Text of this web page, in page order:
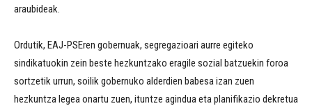
araubideak.
Ordutik, EAJ-PSEren gobernuak, segregazioari aurre egiteko
sindikatuokin zein beste hezkuntzako eragile sozial batzuekin foroa
sortzetik urrun, soilik gobernuko alderdien babesa izan zuen
hezkuntza legea onartu zuen, ituntze agindua eta planifikazio dekretua